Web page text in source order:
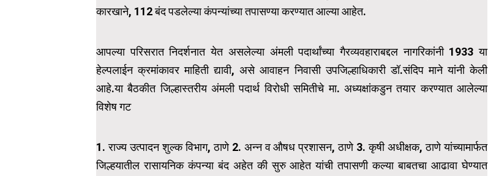
कारखाने, 112 बंद पडलेल्या कंपन्यांच्या तपासण्या करण्यात आल्या आहेत.
आपल्या परिसरात निदर्शनात येत असलेल्या अंमली पदार्थांच्या गैरव्यवहाराबद्दल नागरिकांनी 1933 या
हेल्पलाईन क्रमांकावर माहिती द्यावी, असे आवाहन निवासी उपजिल्हाधिकारी डॉ.संदिप माने यांनी केली
आहे.या बैठकीत जिल्हास्तरीय अंमली पदार्थ विरोधी समितीचे मा. अध्यक्षांकडुन तयार करण्यात आलेल्या
विशेष गट
1. राज्य उत्पादन शुल्क विभाग, ठाणे 2. अन्न व औषध प्रशासन, ठाणे 3. कृषी अधीक्षक, ठाणे यांच्यामार्फत
जिल्हयातील रासायनिक कंपन्या बंद अहेत की सुरु आहेत यांची तपासणी कल्या बाबतचा आढावा घेण्यात